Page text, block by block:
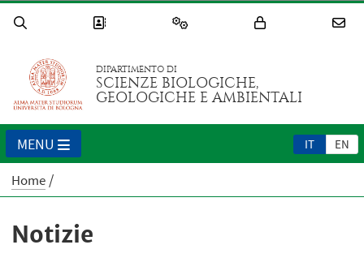
DIPARTIMENTO DI
SCIENZE BIOLOGICHE,
GEOLOGICHE E AMBIENTALI
IT EN
MENU
Home
Notizie